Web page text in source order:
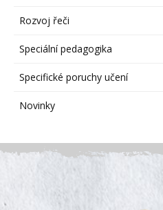
Rozvoj řeči
Speciální pedagogika
Specifické poruchy učení
Novinky